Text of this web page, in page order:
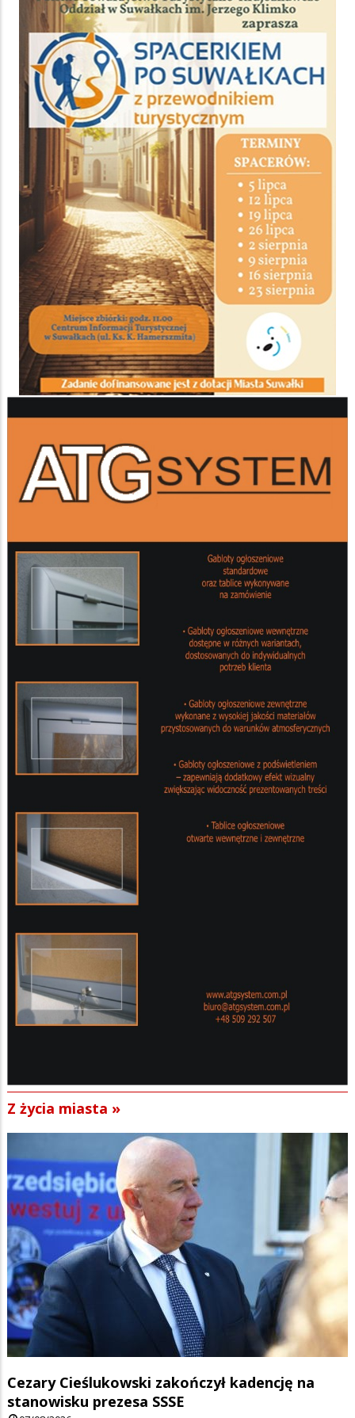
Z życia miasta »
Cezary Cieślukowski zakończył kadencję na
stanowisku prezesa SSSE